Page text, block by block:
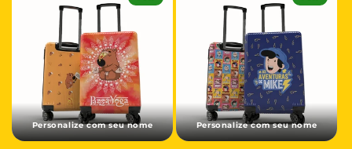
Personalize com seu nome Personalize com seu nome